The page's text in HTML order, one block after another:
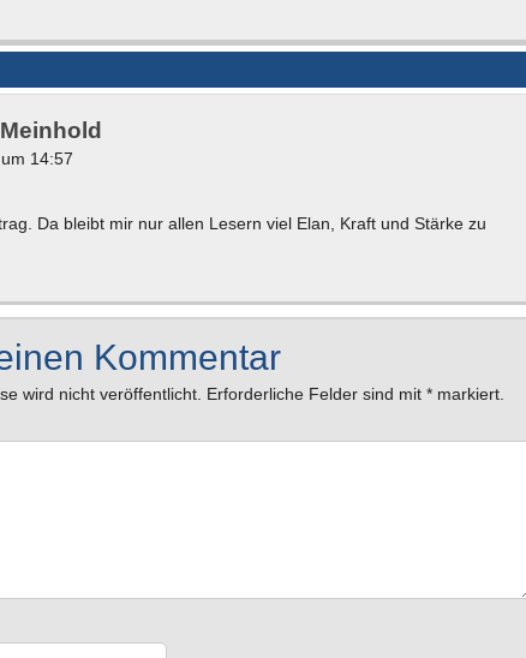
14:57
Da bleibt mir nur allen Lesern viel Elan, Kraft und Stärke zu
Kommentar
wird nicht veröffentlicht. Erforderliche Felder sind mit * markiert.